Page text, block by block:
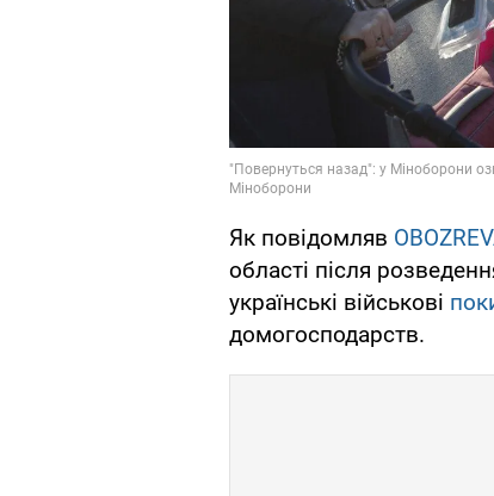
Як повідомляв
області після
українські військові
домогосподарств.